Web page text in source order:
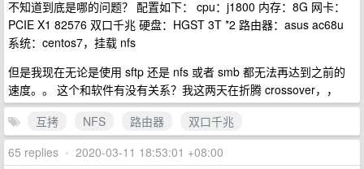
不知道到底是哪的问题？ 配置如下： cpu：j1800 内存：8G 网卡：
PCIE X1 82576 双口千兆 硬盘：HGST 3T *2 路由器：asus ac68u
系统：centos7，挂载 nfs
但是我现在无论是使用 sftp 还是 nfs 或者 smb 都无法再达到之前的
速度。。 这个和软件有没有关系？我这两天在折腾 crossover，，
互拷
NFS 路由器
双口千兆
65 replies • 2020-03-11 18:53:01 +08:00